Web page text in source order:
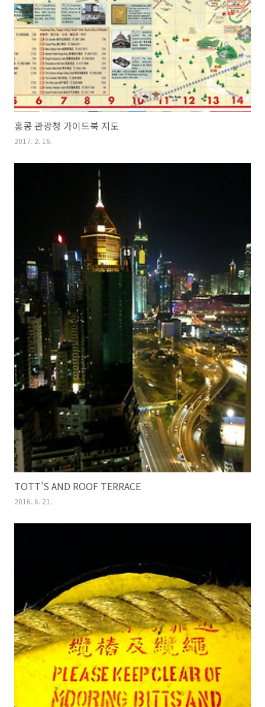
홍콩 관광청 가이드북 지도
2017. 2. 16.
TOTT'S AND ROOF TERRACE
2016. 6. 21.